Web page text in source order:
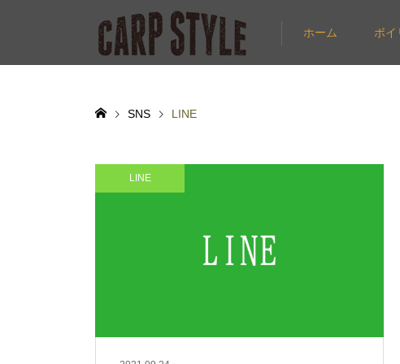
ホーム ボイ
SNS LINE
LINE